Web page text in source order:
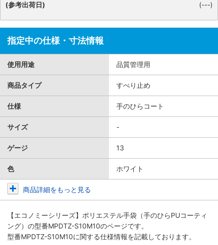
(参考出荷日)
(---)
指定中の仕様・寸法情報
使用用途 品質管理用
商品タイプ すべり止め
仕様 手のひらコート
サイズ -
ゲージ 13
色 ホワイト
商品詳細をもっと見る
【エコノミーシリーズ】ポリエステル手袋（手のひらPUコーティ
ング） の型番MPDTZ-S10M10のページです。
型番MPDTZ-S10M10に関する仕様情報を記載しております。